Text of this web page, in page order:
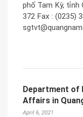
phố Tam Kỳ, tỉnh
372 Fax : (0235)
sgtvt@quangnam.
Department of
Affairs in
April 6, 2021